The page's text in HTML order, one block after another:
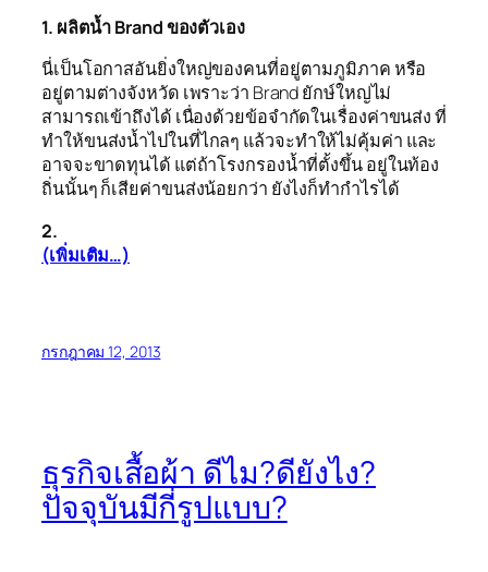
1. ผลิตน้ำ Brand ของตัวเอง
นี่เป็นโอกาสอันยิ่งใหญ่ของคนที่อยู่ตามภูมิภาค หรือ
อยู่ตามต่างจังหวัด เพราะว่า Brand ยักษ์ใหญ่ไม่
สามารถเข้าถึงได้ เนื่องด้วยข้อจำกัดในเรื่องค่าขนส่ง ที่
ทำให้ขนส่งน้ำไปในที่ไกลๆ แล้วจะทำให้ไม่คุ้มค่า และ
อาจจะขาดทุนได้ แต่ถ้าโรงกรองน้ำที่ตั้งขึ้น อยู่ในท้อง
ถิ่นนั้นๆ ก็เสียค่าขนส่งน้อยกว่า ยังไงก็ทำกำไรได้
2.
(เพิ่มเติม…)
กรกฎาคม 12, 2013
ธุรกิจเสื้อผ้า ดีไม?ดียังไง?
ปัจจุบันมีกี่รูปแบบ?